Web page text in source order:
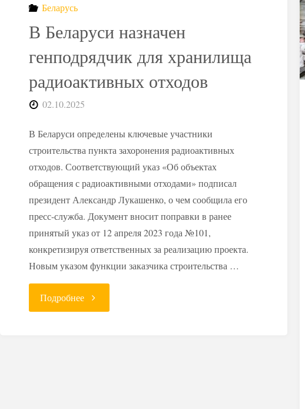
АЭС"
Беларусь
В Беларуси назначен
генподрядчик для хранилища
радиоактивных отходов
02.10.2025
В Беларуси определены ключевые участники
строительства пункта захоронения радиоактивных
отходов. Соответствующий указ «Об объектах
обращения с радиоактивными отходами» подписал
президент Александр Лукашенко, о чем сообщила его
пресс-служба. Документ вносит поправки в ранее
принятый указ от 12 апреля 2023 года №101,
конкретизируя ответственных за реализацию проекта.
Новым указом функции заказчика строительства …
Подробнее"В